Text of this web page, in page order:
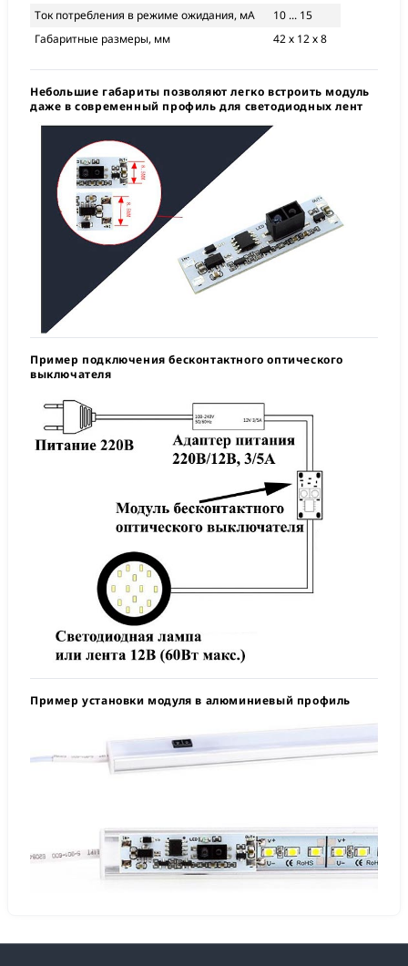
Ток потребления в режиме ожидания, мА
10 ... 15
Габаритные размеры, мм
42 х 12 х 8
Небольшие габариты позволяют легко встроить модуль
даже в современный профиль для светодиодных лент
Пример подключения бесконтактного оптического
выключателя
Пример установки модуля в алюминиевый профиль